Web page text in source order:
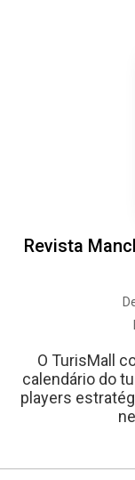
Revista
O TurisMall
calendário do
players